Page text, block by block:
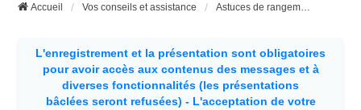
Accueil Vos conseils et assistance Astuces de rangements dans un fourgon aménagé
L'enregistrement et la présentation sont obligatoires
pour avoir accès aux contenus des messages et à
diverses fonctionnalités (les présentations
bâclées seront refusées) - L'acceptation de votre